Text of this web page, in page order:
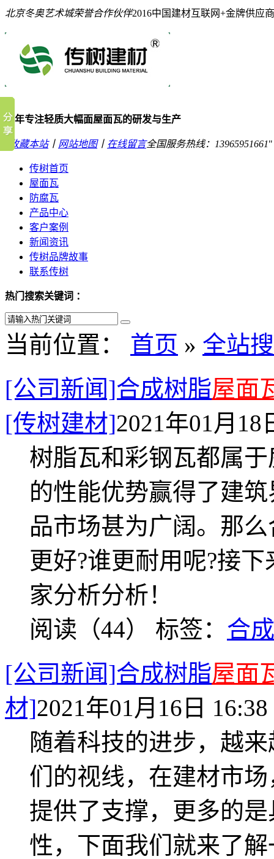
北京冬奥艺术城荣誉合作伙伴2016中国建材互联网+金牌供应商
10年专注轻质大幅面屋面瓦的研发与生产
收藏本站丨 网站地图丨 在线留言全国服务热线： 13965951661
传树首页
屋面瓦
防腐瓦
产品中心
客户案例
新闻资讯
传树品牌故事
联系传树
热门搜索关键词 ：
当前位置： 首页 » 全站
[公司新闻]合成树脂屋面
[传树建材]2021年01月18
树脂瓦和彩钢瓦都属
的性能优势赢得了建
品市场甚为广阔。那
更好?谁更耐用呢?接
家分析分析！
阅读（44） 标签： 合
[公司新闻]合成树脂屋面
材]2021年01月16日 16:38
随着科技的进步，越
们的视线，在建材市
提供了支撑，更多的
性，下面我们就来了